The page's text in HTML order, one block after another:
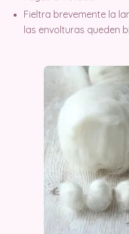
Fieltra brevemente la
las envolturas queden